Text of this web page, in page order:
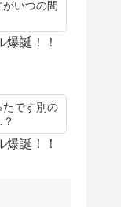
いつの間
誕！！
たです別の
誕！！